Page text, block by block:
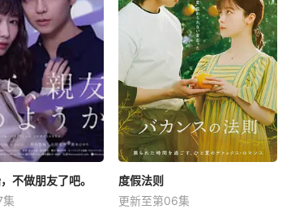
不做朋友了吧。
集
度假法则
更新至第06集